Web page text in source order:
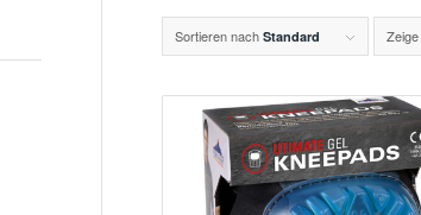
Sortieren nach Standard Zeige